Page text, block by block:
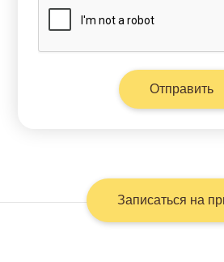
Записаться на